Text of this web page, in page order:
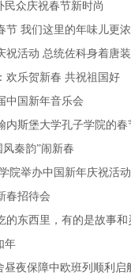
民众庆祝春节新时尚
节 我们这里的年味儿更浓
祝活动 总统佐科身着唐
欢乐贺新春 共祝祖国好
中国新年音乐会
斯堡大学孔子学院的春
秦韵”闹新春
院举办中国新年庆祝活动
春招待会
的东西里，有的是故事和
年
昼夜保障中欧班列顺利启